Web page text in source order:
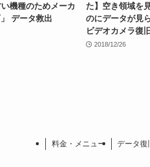
機種のためメーカ
データ救出
た】空き領域を
のにデータが見
ビデオカメラ復
2018/12/26
料金・メニュー データ復